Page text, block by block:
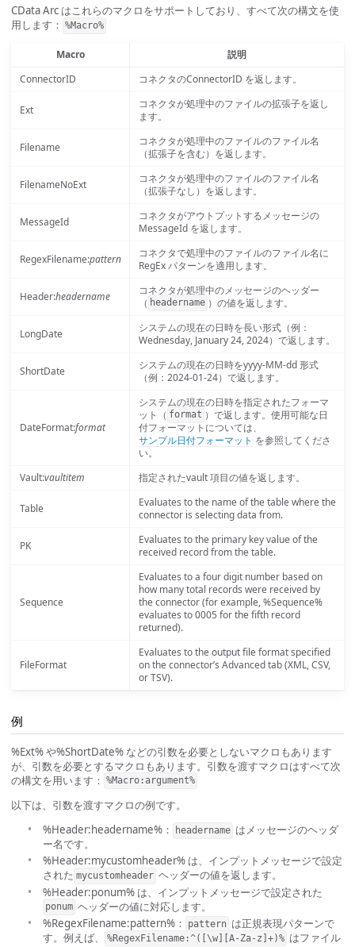
CData Arc はこれらのマクロをサポートしており、すべて次の構文を使
用します： %Macro%
Macro
説明
ConnectorID
コネクタのConnectorID を返します。
Ext
コネクタが処理中のファイルの拡張子を返し
ます。
Filename
コネクタが処理中のファイルのファイル名
（拡張子を含む）を返します。
FilenameNoExt
コネクタが処理中のファイルのファイル名
（拡張子なし）を返します。
MessageId
コネクタがアウトプットするメッセージの
MessageId を返します。
RegexFilename:pattern
コネクタで処理中のファイルのファイル名に
RegEx パターンを適用します。
Header:headername
コネクタが処理中のメッセージのヘッダー
（ headername ）の値を返します。
LongDate
システムの現在の日時を長い形式（例：
Wednesday, January 24, 2024）で返します。
ShortDate
システムの現在の日時をyyyy-MM-dd 形式
（例：2024-01-24）で返します。
DateFormat:format
システムの現在の日時を指定されたフォーマ
ット（ format ）で返します。使用可能な日
付フォーマットについては、
サンプル日付フォーマット を参照してくださ
い。
Vault:vaultitem 指定されたvault 項目の値を返します。
Table
Evaluates to the name of the table where the
connector is selecting data from.
PK
Evaluates to the primary key value of the
received record from the table.
Sequence
Evaluates to a four digit number based on
how many total records were received by
the connector (for example, %Sequence%
evaluates to 0005 for the fifth record
returned).
FileFormat
Evaluates to the output file format specified
on the connector’s Advanced tab (XML, CSV,
or TSV).
例
%Ext% や%ShortDate% などの引数を必要としないマクロもあります
が、引数を必要とするマクロもあります。引数を渡すマクロはすべて次
の構文を用います： %Macro:argument%
以下は、引数を渡すマクロの例です。
%Header:headername%：
headername はメッセージのヘッダ
ー名です。
%Header:mycustomheader% は、インプットメッセージで設定
された mycustomheader ヘッダーの値を返します。
%Header:ponum% は、インプットメッセージで設定された
ponum ヘッダーの値に対応します。
%RegexFilename:pattern%：
pattern は正規表現パターンで
す。例えば、
%RegexFilename:^([\w][A-Za-z]+)% はファイル